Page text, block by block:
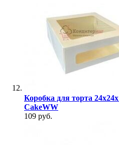
Коробка для торта
CakeWW
109 руб.